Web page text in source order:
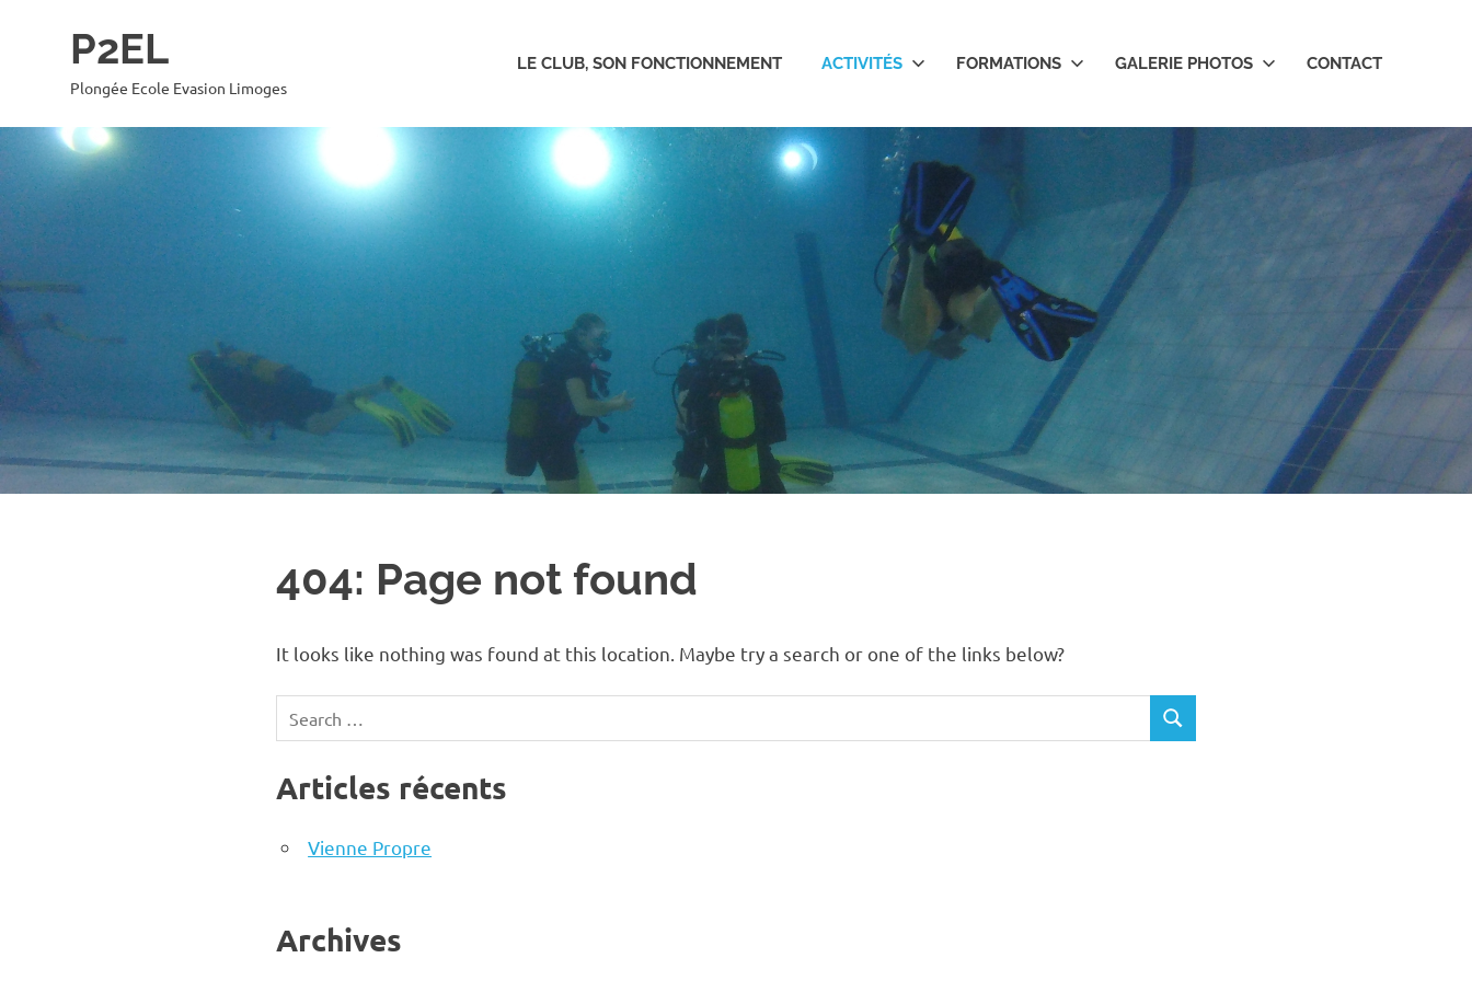
P2EL
Plongée Ecole Evasion Limoges
LE CLUB, SON FONCTIONNEMENT ACTIVITÉS FORMATIONS GALERIE PHOTOS CONTACT
404: Page not found
It looks like nothing was found at this location. Maybe try a search or one of the links below?
for:
SEARCH
Articles récents
Vienne Propre
Archives